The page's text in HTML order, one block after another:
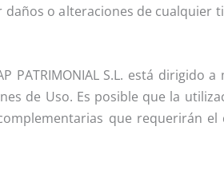
o alteraciones de cualquier
S.L. está dirigido
de Uso. Es posible que la
que requerirán